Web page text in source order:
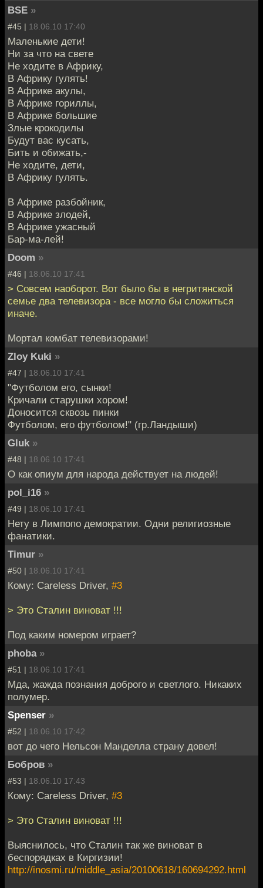
BSE »
#45 | 18.06.10 17:40
Маленькие дети!
Ни за что на свете
Не ходите в Африку,
В Африку гулять!
В Африке акулы,
В Африке гориллы,
В Африке большие
Злые крокодилы
Будут вас кусать,
Бить и обижать,-
Не ходите, дети,
В Африку гулять.
В Африке разбойник,
В Африке злодей,
В Африке ужасный
Бар-ма-лей!
Doom »
#46 | 18.06.10 17:41
> Совсем наоборот. Вот было бы в негритянской
семье два телевизора - все могло бы сложиться
иначе.
Мортал комбат телевизорами!
Zloy Kuki »
#47 | 18.06.10 17:41
"Футболом его, сынки!
Кричали старушки хором!
Доносится сквозь пинки
Футболом, его футболом!" (гр.Ландыши)
Gluk »
#48 | 18.06.10 17:41
О как опиум для народа действует на людей!
pol_i16 »
#49 | 18.06.10 17:41
Нету в Лимпопо демократии. Одни религиозные
фанатики.
Timur »
#50 | 18.06.10 17:41
Кому: Careless Driver, #3
> Это Сталин виноват !!!
Под каким номером играет?
phoba »
#51 | 18.06.10 17:41
Мда, жажда познания доброго и светлого. Никаких
полумер.
Spenser »
#52 | 18.06.10 17:42
вот до чего Нельсон Манделла страну довел!
Бобров »
#53 | 18.06.10 17:43
Кому: Careless Driver, #3
> Это Сталин виноват !!!
Выяснилось, что Сталин так же виноват в
беспорядках в Киргизии!
http://inosmi.ru/middle_asia/20100618/160694292.html